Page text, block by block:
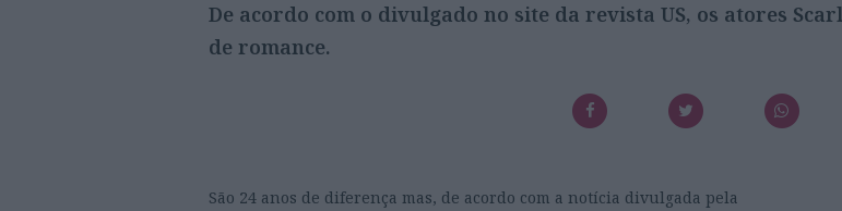
De acordo com o divulgado no site da revista US, os atores
de romance.
São 24 anos de diferença mas, de acordo com a notícia divulgada pela